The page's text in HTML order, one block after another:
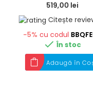
519,00 lei
Citește
-5% cu codul
 În stoc
Adaugă în